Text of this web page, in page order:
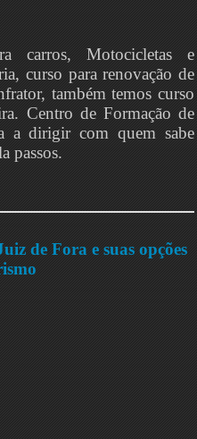
carros, Motocicletas e
curso para renovação de
também temos curso
Centro de Formação de
a dirigir com quem sabe
passos.
de Fora e suas opções